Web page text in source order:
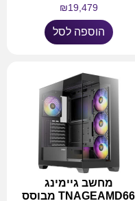
₪19,479
הוספה לסל
מחשב גיימינג
TNAGEAMD66 מבוסס